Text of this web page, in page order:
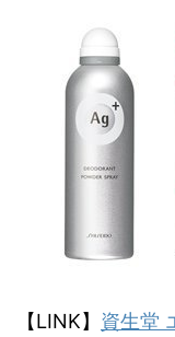
【LINK】 資生堂